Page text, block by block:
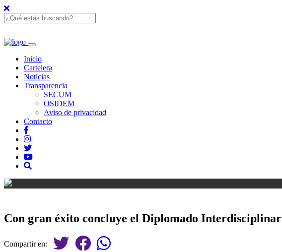
Inicio
Cartelera
Noticias
Transparencia
SECUM
OSIDEM
Aviso de privacidad
Contacto
Con gran éxito concluye el Diplomado
Compartir en: